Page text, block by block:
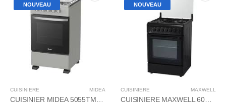
NOUVEAU
CUISINIERE MIDEA
NOUVEAU
CUISINIERE MAXWELL